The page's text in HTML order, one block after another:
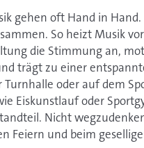
gehen oft Hand in Hand.
So heizt Musik
die Stimmung an,
trägt zu einer
Turnhalle oder auf dem
Eiskunstlauf oder
Nicht
Feiern und beim